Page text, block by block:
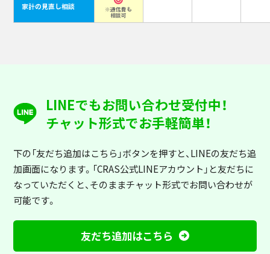
家計の見直し相談
※通信費も
相談可
LINEでもお問い合わせ受付中！
チャット形式でお手軽簡単！
下の「友だち追加はこちら」ボタンを押すと、LINEの友だち追
加画面になります。「CRAS公式LINEアカウント」と友だちに
なっていただくと、そのままチャット形式でお問い合わせが
可能です。
友だち追加はこちら